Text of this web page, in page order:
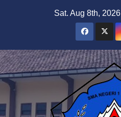
Sat. Aug 8th, 2026